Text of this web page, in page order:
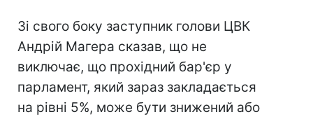
Зі свого боку заступник голови ЦВК
Андрій Магера сказав, що не
виключає, що прохідний бар'єр у
парламент, який зараз закладається
на рівні 5%, може бути знижений або